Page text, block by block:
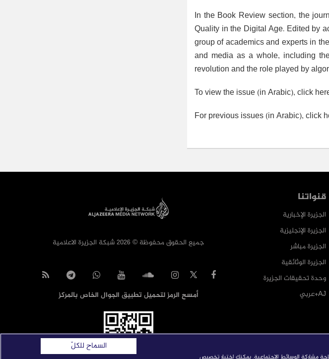
In the Book Review section, the
Quality in the Digital Age. Edited by
group of academics and experts in
and media as a whole, including
revolution and the role played by
To view the issue (in Arabic), click
For previous issues (in Arabic), click
قنواتنا
الجزيرة الإخبارية
الجزيرة الإنجليزية
الجزيرة مباشر
الجزيرة الوثائقية
وحدة تحقيقات الجزيرة
AJ+عربي
جميع الحقوق محفوظة © 2026 شبكة الجزيرة الاعلامية
أمسح الرمز لتحميل تطبيق الجوال الخاص بالمركز
مشاركة الوسائط الاجتماعية. يمكنك اختيار تخصيص
السماح للكلّ